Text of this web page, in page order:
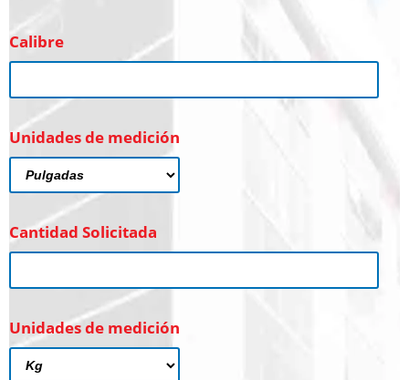
Calibre
Unidades de medición
Cantidad Solicitada
Unidades de medición